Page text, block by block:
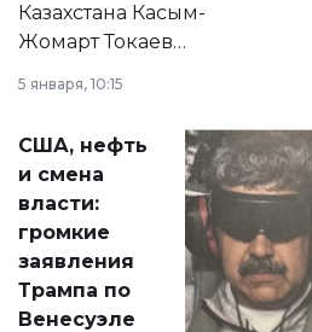
Казахстана Касым-
Жомарт Токаев
сразу несколько
актуальных тем —
от слухов о
политических
реформах до
вопросов армии,
экономики и
личного здоровья.
5 января, 10:15
США, нефть
и смена
власти:
громкие
заявления
Трампа по
Венесуэле